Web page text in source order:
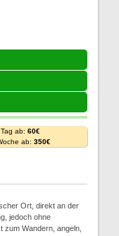
ab: 60€
ab: 350€
Ort, direkt an der
jedoch ohne
zum Wandern, angeln,